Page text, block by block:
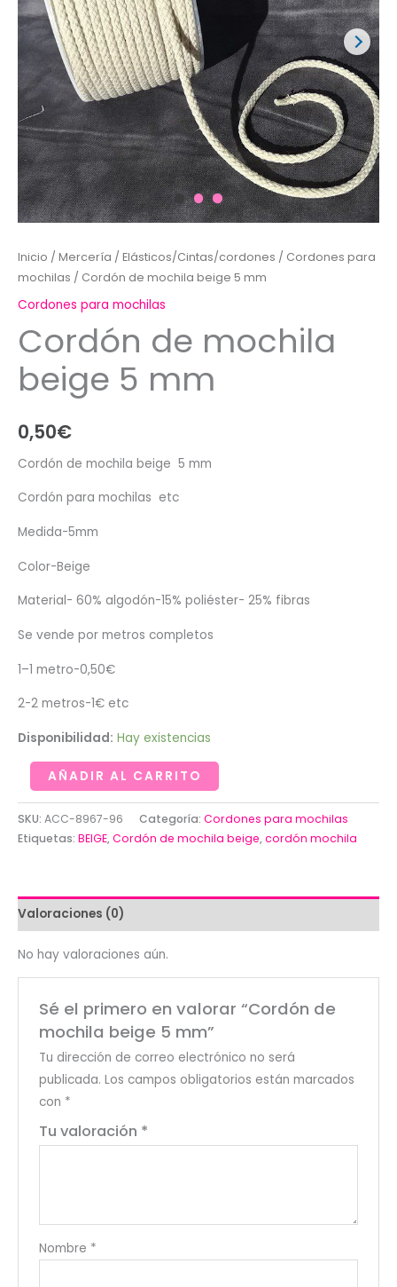
Inicio / Mercería / Elásticos/Cintas/cordones / Cordones para
mochilas / Cordón de mochila beige 5 mm
Cordones para mochilas
Cordón de mochila
beige 5 mm
0,50€
Cordón de mochila beige 5 mm
Cordón para mochilas etc
Medida-5mm
Color-Beige
Material- 60% algodón-15% poliéster- 25% fibras
Se vende por metros completos
1–1 metro-0,50€
2-2 metros-1€ etc
Disponibilidad: Hay existencias
Cordón
de
mochila
beige
cantidad
AÑADIR AL CARRITO
SKU: ACC-8967-96 Categoría: Cordones para mochilas
Etiquetas: BEIGE,Cordón de mochila beige,cordón mochila
Valoraciones (0)
No hay valoraciones aún.
Sé el primero en valorar “Cordón de
mochila beige 5 mm”
Tu dirección de correo electrónico no será
publicada. Los campos obligatorios están marcados
con *
Tu valoración *
Nombre *